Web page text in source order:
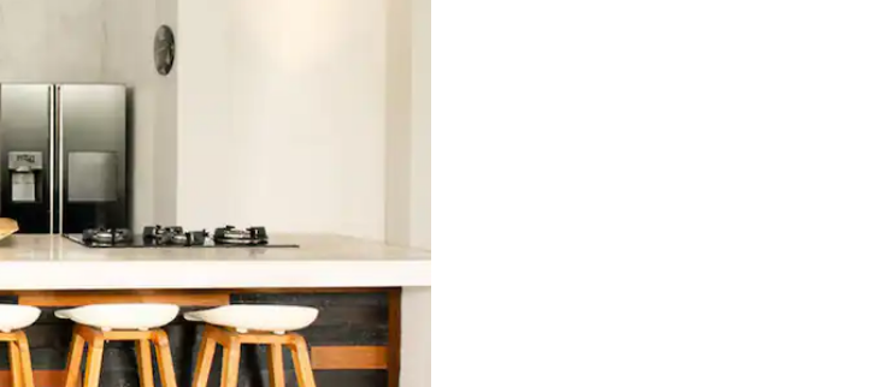
w górę i w dół lub przeglądać je za pomocą gestów dotykowych lub przesuwania.